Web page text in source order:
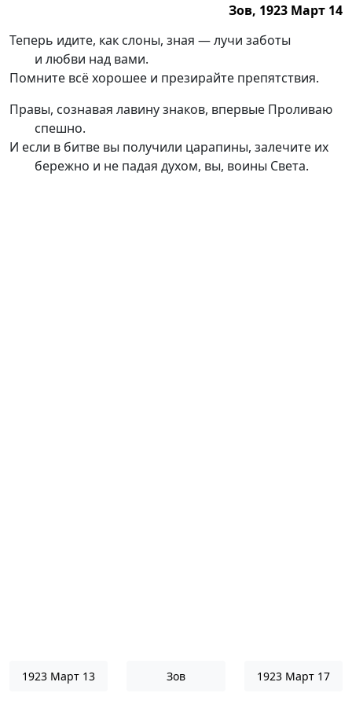
Зов, 1923 Март 14
Зов, 1923 Март 14
Теперь идите, как слоны, зная — лучи заботы
и любви над вами.
Помните всё хорошее и презирайте препятствия.
Правы, сознавая лавину знаков, впервые Проливаю
спешно.
И если в битве вы получили царапины, залечите их
бережно и не падая духом, вы, воины Света.
1923 Март 13 Зов 1923 Март 17